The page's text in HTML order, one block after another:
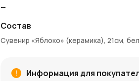
Преимущества:
Символ гармонии и уюта
Нейтральный белый оттенок
—
Крупный размер (21 см)—
Отличный подарок
Артикул— GS16062L-FB295
Состав
Сувенир «Яблоко» (керамика), 21см,
Информация для